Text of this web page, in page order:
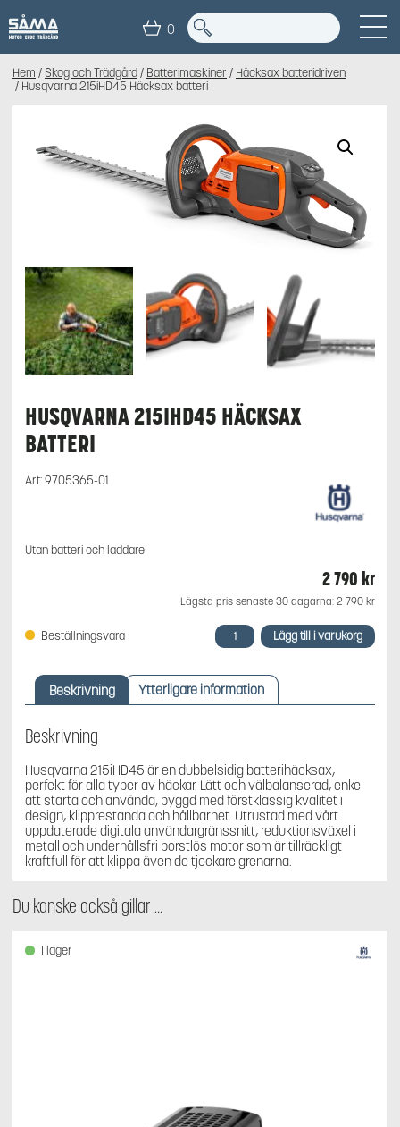
0
Hem / Skog och Trädgård/ Batterimaskiner / Häcksax batteridriven
/ Husqvarna 215iHD45 Häcksax batteri
HUSQVARNA 215IHD45 HÄCKSAX
BATTERI
Art:9705365-01
Utan batteri och laddare
2 790 kr
Lägsta pris senaste 30 dagarna: 2 790 kr
Beställningsvara
Husqvarna
215iHD45
batteri
mängd
Lägg till i varukorg
Beskrivning Ytterligare information
Beskrivning
Husqvarna 215iHD45 är en dubbelsidig batterihäcksax,
perfekt för alla typer av häckar. Lätt och välbalanserad, enkel
att starta och använda, byggd med förstklassig kvalitet i
design, klipprestanda och hållbarhet. Utrustad med vårt
uppdaterade digitala användargränssnitt, reduktionsväxel i
metall och underhållsfri borstlös motor som är tillräckligt
kraftfull för att klippa även de tjockare grenarna.
Du kanske också gillar …
I lager